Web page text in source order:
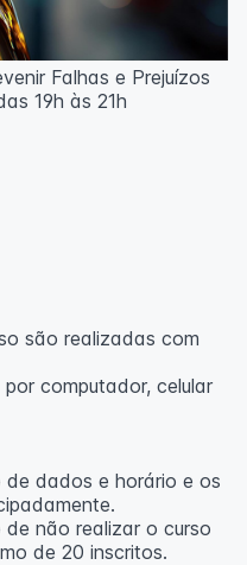
Falhas e Prejuízos
19h às 21h
são realizadas com
computador, celular
dados e horário e os
não realizar o curso
de 20 inscritos.